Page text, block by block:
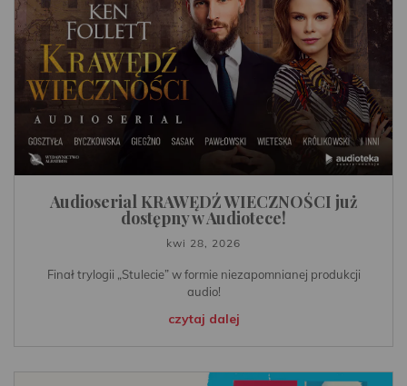
Audioserial KRAWĘDŹ WIECZNOŚCI już
dostępny w Audiotece!
kwi 28, 2026
Finał trylogii „Stulecie” w formie niezapomnianej produkcji
audio!
czytaj dalej